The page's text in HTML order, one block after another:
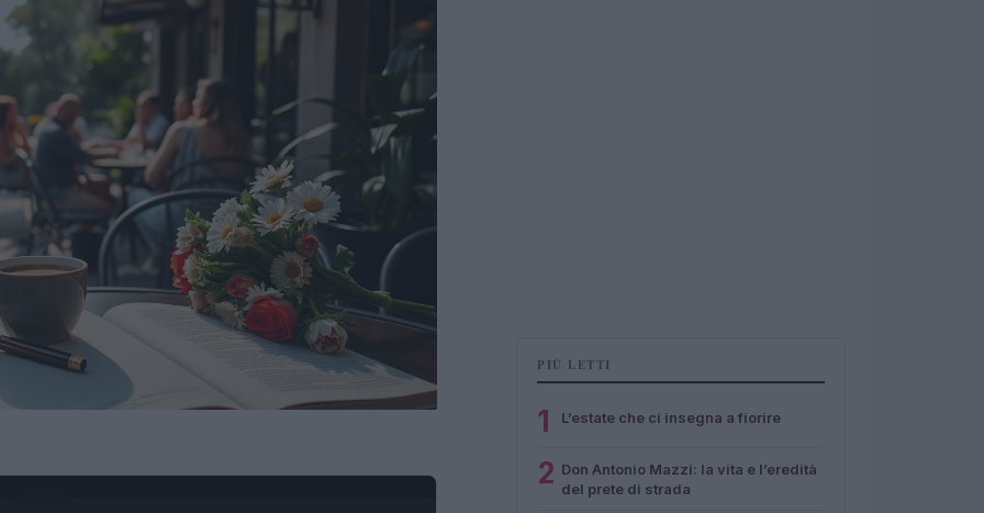
PIÙ LETTI
1 L’estate che ci insegna a fiorire
2 Don Antonio Mazzi: la vita e l’eredità
del prete di strada